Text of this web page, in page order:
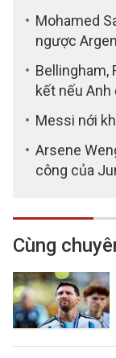
Mohamed
ngược
Bellingham,
kết nếu Anh
Messi nới
Arsene
công của
Cùng